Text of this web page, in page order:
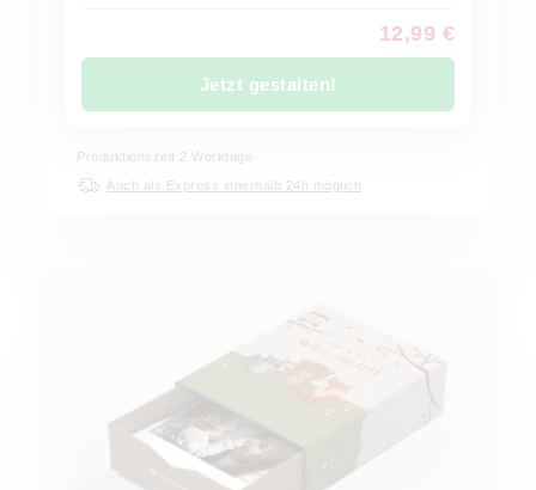
12,99 €
Jetzt gestalten!
Produktionszeit 2 Werktage
Auch als Express innerhalb 24h möglich